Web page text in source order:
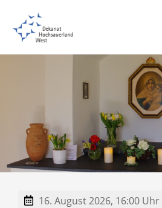
16. August 2026, 16:00 Uhr